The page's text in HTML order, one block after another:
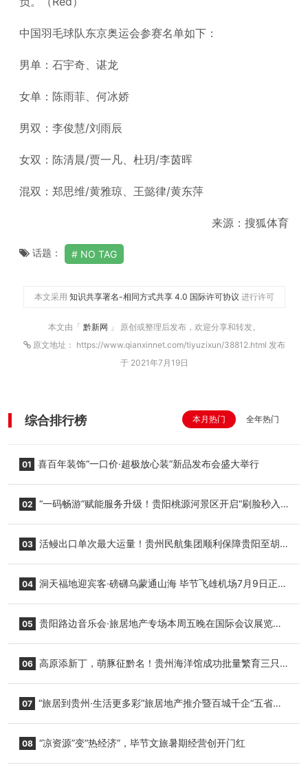
中国羽毛球队东京奥运会参赛名单如下：
男单：石宇奇、谌龙
女单：陈雨菲、何冰娇
男双：李俊慧/刘雨辰
女双：陈清晨/贾一凡、杜玥/李茵晖
混双：郑思维/黄雅琼、王懿律/黄东萍
来源：搜狐体育
话题： NO TAG
本文采用 知识共享署名-相同方式共享 4.0 国际许可协议 进行许可
本文由「 黔新网 」 原创或整理后发布，欢迎分享和转发。
原文地址： https://www.qianxinnet.com/tiyuzixun/38812.html 发布
于 2021年7月19日
综合排行榜 本月热门 全年热门
01 喜百年装饰“一口价·超极放心装”新品发布会盛大举行
02 “一码畅游”赋能服务升级！贵阳桃源河景区开启“刷脸秒入
03 活鳗出口单次最大运量！贵州民航集团顺利保障贵阳至胡
04 洞天福地迎宾客·磅礴乌蒙通山海 毕节飞雄机场7月9日正式
05 贵阳路边音乐会·旅居地产专场本周五晚在国际会议展览中
06 高原添新丁，萌豚征黔名！贵州海洋馆成功批量繁育三只
07 “旅居到贵州·生活更多彩”旅居地产推介暨百城千企“五省
08 “凉资源”变“热经济”，毕节文旅暑期经营创开门红